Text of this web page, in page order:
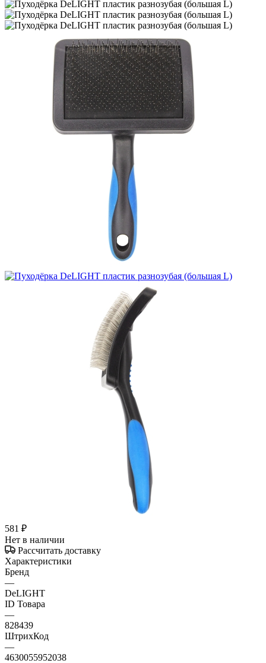
581 ₽
Нет в наличии
Рассчитать доставку
Характеристики
Бренд
—
DeLIGHT
ID Товара
—
828439
ШтрихКод
—
4630055952038